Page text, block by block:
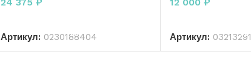
Артикул: 0230188404 Артикул: 03213291